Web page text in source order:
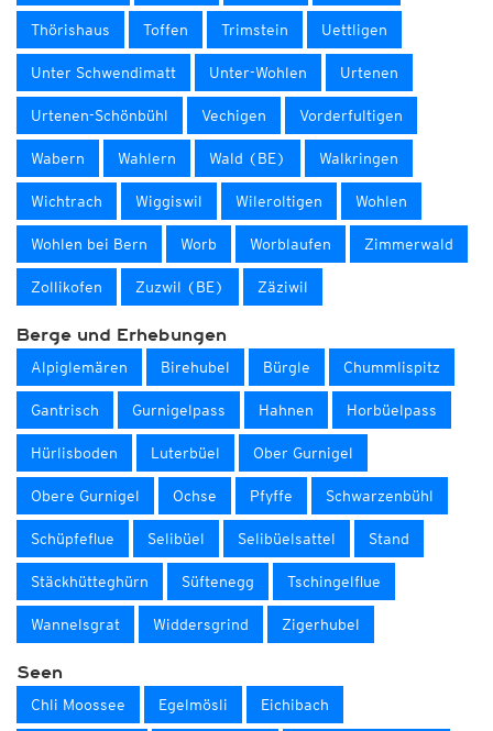
Thörishaus Toffen Trimstein Uettligen
Unter Schwendimatt Unter-Wohlen Urtenen
Urtenen-Schönbühl Vechigen Vorderfultigen
Wabern Wahlern Wald (BE) Walkringen
Wichtrach Wiggiswil Wileroltigen Wohlen
Wohlen bei Bern Worb Worblaufen Zimmerwald
Zollikofen Zuzwil (BE) Zäziwil
Berge und Erhebungen
Alpiglemären Birehubel Bürgle Chummlispitz
Gantrisch Gurnigelpass Hahnen Horbüelpass
Hürlisboden Luterbüel Ober Gurnigel
Obere Gurnigel Ochse Pfyffe Schwarzenbühl
Schüpfeflue Selibüel Selibüelsattel Stand
Stäckhütteghürn Süftenegg Tschingelflue
Wannelsgrat Widdersgrind Zigerhubel
Seen
Chli Moossee Egelmösli Eichibach